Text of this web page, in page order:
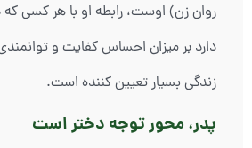
روان زن) اوست، رابطه او با هر کسی که
دارد بر میزان احساس کفایت و
زندگی بسیار تعیین کننده است.
پدر، محور توجه دختر است